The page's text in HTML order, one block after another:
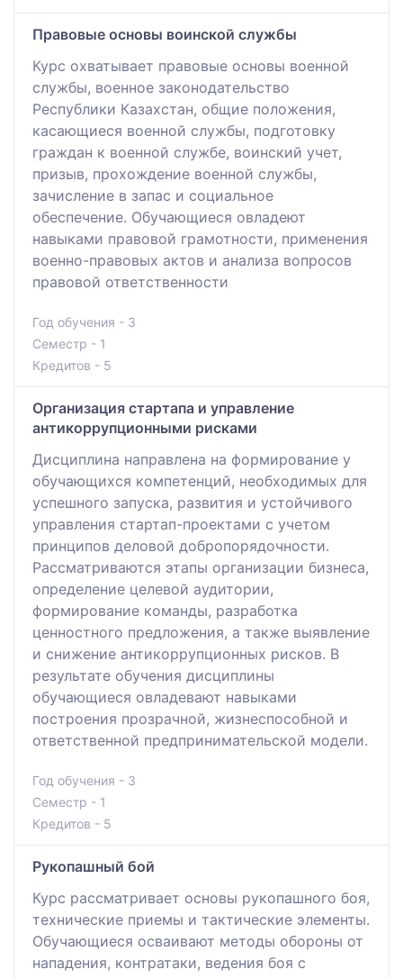
Правовые основы воинской службы
Курс охватывает правовые основы военной
службы, военное законодательство
Республики Казахстан, общие положения,
касающиеся военной службы, подготовку
граждан к военной службе, воинский учет,
призыв, прохождение военной службы,
зачисление в запас и социальное
обеспечение. Обучающиеся овладеют
навыками правовой грамотности, применения
военно-правовых актов и анализа вопросов
правовой ответственности
Год обучения - 3
Семестр - 1
Кредитов - 5
Организация стартапа и управление
антикоррупционными рисками
Дисциплина направлена на формирование у
обучающихся компетенций, необходимых для
успешного запуска, развития и устойчивого
управления стартап-проектами с учетом
принципов деловой добропорядочности.
Рассматриваются этапы организации бизнеса,
определение целевой аудитории,
формирование команды, разработка
ценностного предложения, а также выявление
и снижение антикоррупционных рисков. В
результате обучения дисциплины
обучающиеся овладевают навыками
построения прозрачной, жизнеспособной и
ответственной предпринимательской модели.
Год обучения - 3
Семестр - 1
Кредитов - 5
Рукопашный бой
Курс рассматривает основы рукопашного боя,
технические приемы и тактические элементы.
Обучающиеся осваивают методы обороны от
нападения, контратаки, ведения боя с